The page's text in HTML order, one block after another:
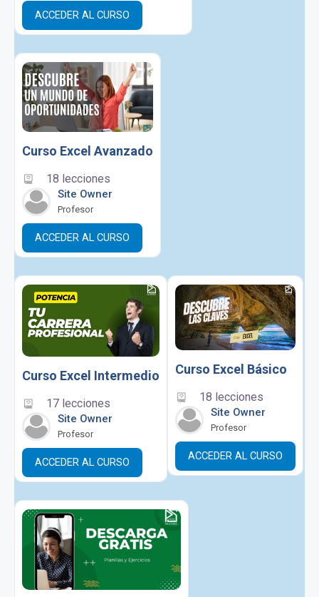
ACCEDER AL CURSO
Curso Excel Avanzado
18 lecciones
Site Owner
Profesor
ACCEDER AL CURSO
Curso Excel Intermedio
17 lecciones
Site Owner
Profesor
ACCEDER AL CURSO
Curso Excel Básico
18 lecciones
Site Owner
Profesor
ACCEDER AL CURSO